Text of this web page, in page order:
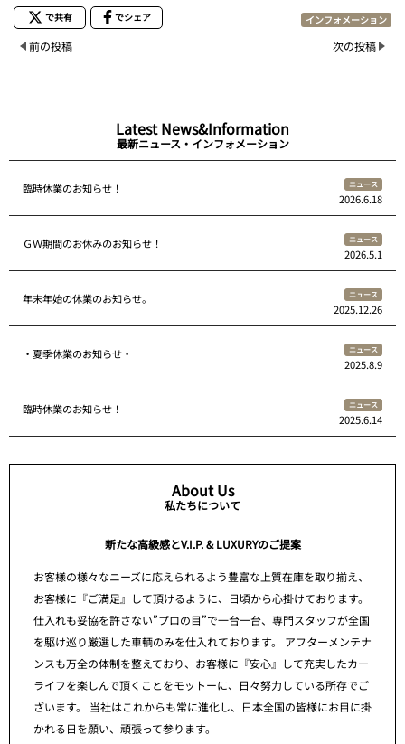
で共有 でシェア インフォメーション
前の投稿 次の投稿
Latest News&Information
最新ニュース・インフォメーション
臨時休業のお知らせ！ ニュース
2026.6.18
ＧＷ期間のお休みのお知らせ！ ニュース
2026.5.1
年末年始の休業のお知らせ。 ニュース
2025.12.26
・夏季休業のお知らせ・ ニュース
2025.8.9
臨時休業のお知らせ！ ニュース
2025.6.14
About Us
私たちについて
新たな高級感とV.I.P. & LUXURYのご提案
お客様の様々なニーズに応えられるよう豊富な上質在庫を取り揃え、
お客様に『ご満足』して頂けるように、日頃から心掛けております。
仕入れも妥協を許さない”プロの目”で一台一台、専門スタッフが全国
を駆け巡り厳選した車輌のみを仕入れております。 アフターメンテナ
ンスも万全の体制を整えており、お客様に『安心』して充実したカー
ライフを楽しんで頂くことをモットーに、日々努力している所存でご
ざいます。 当社はこれからも常に進化し、日本全国の皆様にお目に掛
かれる日を願い、頑張って参ります。